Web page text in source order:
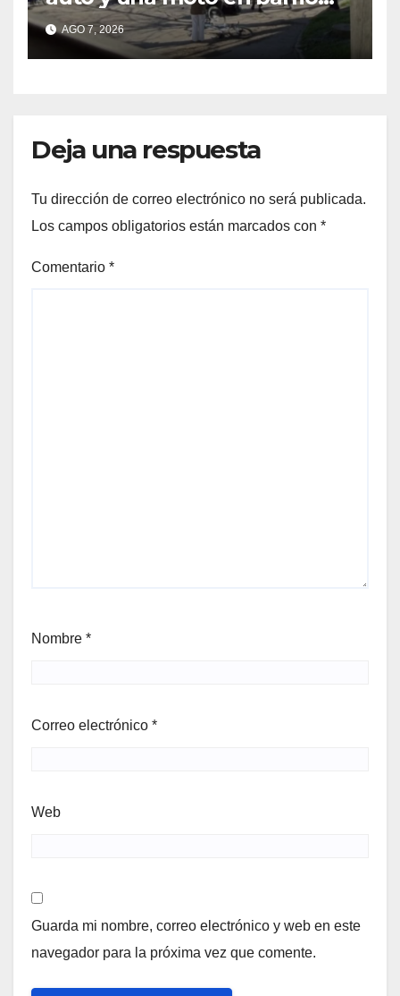
Alvear: una mujer quedó
tendida sobre la calzada
AGO 7, 2026
Deja una respuesta
Tu dirección de correo electrónico no será publicada.
Los campos obligatorios están marcados con *
Comentario *
Nombre *
Correo electrónico *
Web
Guarda mi nombre, correo electrónico y web en este
navegador para la próxima vez que comente.